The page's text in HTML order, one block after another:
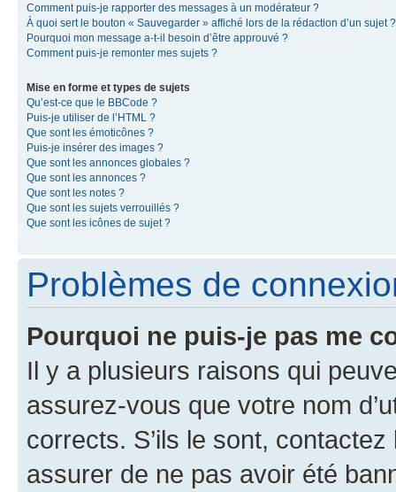
Comment puis-je rapporter des messages à un modérateur ?
À quoi sert le bouton « Sauvegarder » affiché lors de la rédaction d’un sujet ?
Pourquoi mon message a-t-il besoin d’être approuvé ?
Comment puis-je remonter mes sujets ?
Mise en forme et types de sujets
Qu’est-ce que le BBCode ?
Puis-je utiliser de l’HTML ?
Que sont les émoticônes ?
Puis-je insérer des images ?
Que sont les annonces globales ?
Que sont les annonces ?
Que sont les notes ?
Que sont les sujets verrouillés ?
Que sont les icônes de sujet ?
Problèmes de
Pourquoi ne puis-je pas me
Il y a plusieurs raisons qui
assurez-vous que votre nom
corrects. S’ils le sont,
assurer de ne pas avoir été